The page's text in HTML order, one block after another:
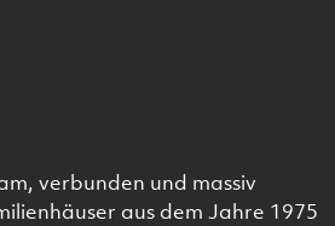
verbunden und massiv
aus dem Jahre 1975